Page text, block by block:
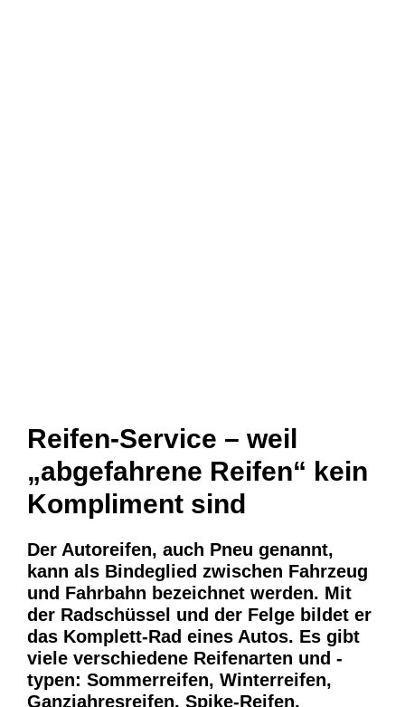
Reifen-Service – weil
„abgefahrene Reifen“ kein
Kompliment sind
Der Autoreifen, auch Pneu genannt,
kann als Bindeglied zwischen Fahrzeug
und Fahrbahn bezeichnet werden. Mit
der Radschüssel und der Felge bildet er
das Komplett-Rad eines Autos. Es gibt
viele verschiedene Reifenarten und -
typen: Sommerreifen, Winterreifen,
Ganzjahresreifen, Spike-Reifen,